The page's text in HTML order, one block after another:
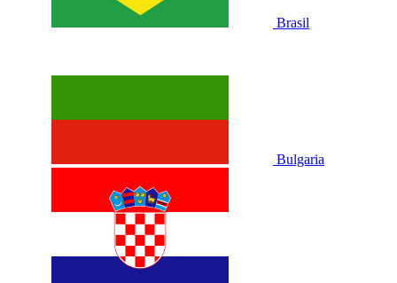
Brasil
Bulgaria